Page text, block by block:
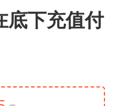
底下充值付